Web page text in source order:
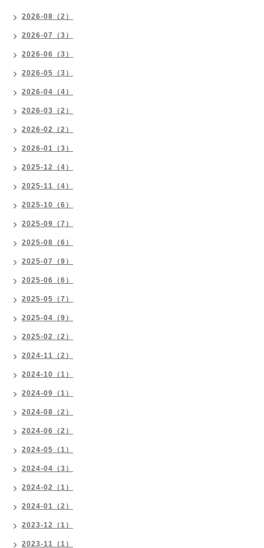
2026-08（2）
2026-07（3）
2026-06（3）
2026-05（3）
2026-04（4）
2026-03（2）
2026-02（2）
2026-01（3）
2025-12（4）
2025-11（4）
2025-10（6）
2025-09（7）
2025-08（6）
2025-07（9）
2025-06（6）
2025-05（7）
2025-04（9）
2025-02（2）
2024-11（2）
2024-10（1）
2024-09（1）
2024-08（2）
2024-06（2）
2024-05（1）
2024-04（3）
2024-02（1）
2024-01（2）
2023-12（1）
2023-11（1）